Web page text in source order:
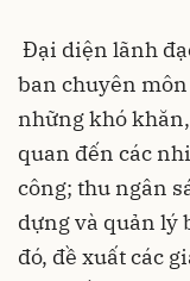
Đại diện lãnh
ban chuyên
những khó
quan đến các
công; thu ngân
dựng và quản lý
đó, đề xuất các